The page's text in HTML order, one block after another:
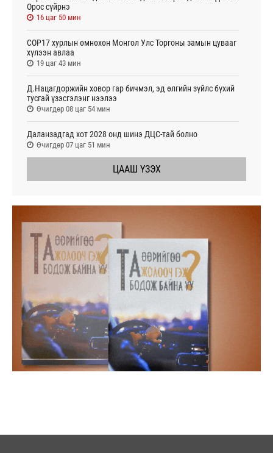
Орос сүйрнэ
16 цаг 50 мин
COP17 хурлын өмнөхөн Монгол Улс Торгоны замын цувааг
хүлээн авлаа
19 цаг 43 мин
Д.Нацагдоржийн ховор гар бичмэл, эд өлгийн зүйлс бүхий
тусгай үзэсгэлэнг нээлээ
Өчигдөр 08 цаг 54 мин
Даланзадгад хот 2028 онд шинэ ДЦС-тай болно
Өчигдөр 07 цаг 51 мин
ЦААШ ҮЗЭХ